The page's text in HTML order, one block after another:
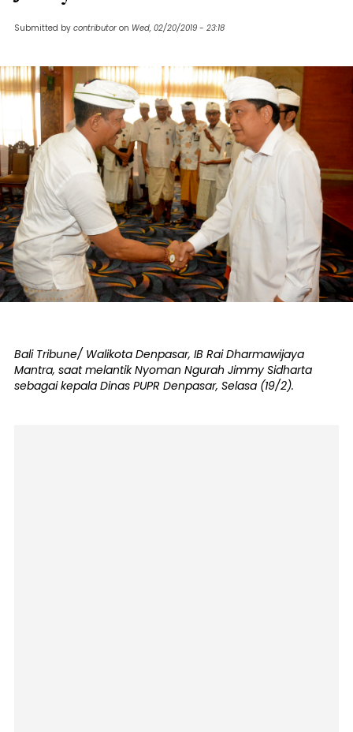
Submitted by contributor on Wed, 02/20/2019 - 23:18
Bali Tribune/ Walikota Denpasar, IB Rai Dharmawijaya
Mantra, saat melantik Nyoman Ngurah Jimmy Sidharta
sebagai kepala Dinas PUPR Denpasar, Selasa (19/2).